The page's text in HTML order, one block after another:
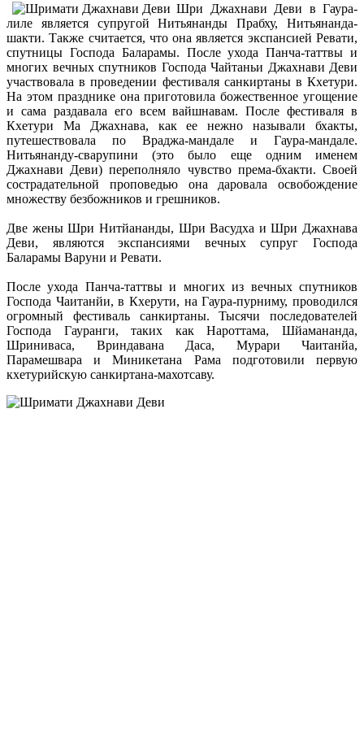
Шри Джахнави Деви в Гаура-
лиле является супругой Нитьянанды Прабху, Нитьянанда-
шакти. Также считается, что она является экспансией Ревати,
спутницы Господа Баларамы. После ухода Панча-таттвы и
многих вечных спутников Господа Чайтаньи Джахнави Деви
участвовала в проведении фестиваля санкиртаны в Кхетури.
На этом празднике она приготовила божественное угощение
и сама раздавала его всем вайшнавам. После фестиваля в
Кхетури Ма Джахнава, как ее нежно называли бхакты,
путешествовала по Враджа-мандале и Гаура-мандале.
Нитьянанду-сварупини (это было еще одним именем
Джахнави Деви) переполняло чувство према-бхакти. Своей
сострадательной проповедью она даровала освобождение
множеству безбожников и грешников.
Две жены Шри Нитйананды, Шри Васудха и Шри Джахнава
Деви, являются экспансиями вечных супруг Господа
Баларамы Варуни и Ревати.
После ухода Панча-таттвы и многих из вечных спутников
Господа Чаитанйи, в Кхерути, на Гаура-пурниму, проводился
огромный фестиваль санкиртаны. Тысячи последователей
Господа Гауранги, таких как Нароттама, Шйамананда,
Шриниваса, Вриндавана Даса, Мурари Чаитанйа,
Парамешвара и Миникетана Рама подготовили первую
кхетурийскую санкиртана-махотсаву.